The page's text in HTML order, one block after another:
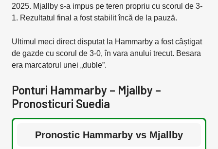
2025. Mjallby s-a impus pe teren propriu cu scorul de 3-
1. Rezultatul final a fost stabilit încă de la pauză.
Ultimul meci direct disputat la Hammarby a fost câștigat
de gazde cu scorul de 3-0, în vara anului trecut. Besara
era marcatorul unei „duble”.
Ponturi Hammarby – Mjallby –
Pronosticuri Suedia
Pronostic Hammarby vs Mjallby